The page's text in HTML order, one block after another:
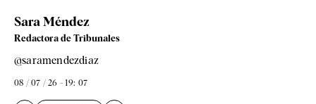
Sara Méndez
Redactora de Tribunales
@saramendezdiaz
08 / 07 / 26 - 19: 07